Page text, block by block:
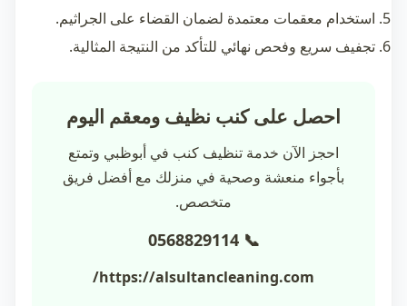
استخدام معقمات معتمدة لضمان القضاء على الجراثيم.
تجفيف سريع وفحص نهائي للتأكد من النتيجة المثالية.
احصل على كنب نظيف ومعقم اليوم
احجز الآن خدمة تنظيف كنب في أبوظبي وتمتع
بأجواء منعشة وصحية في منزلك مع أفضل فريق
متخصص.
📞 0568829114
https://alsultancleaning.com/